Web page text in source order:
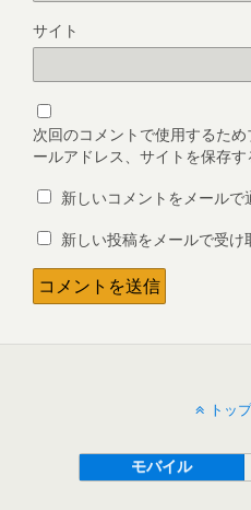
サイト
次回のコメントで使用するた
ールアドレス、サイトを保存す
新しいコメントをメールで
新しい投稿をメールで受け
トッ
モバイル